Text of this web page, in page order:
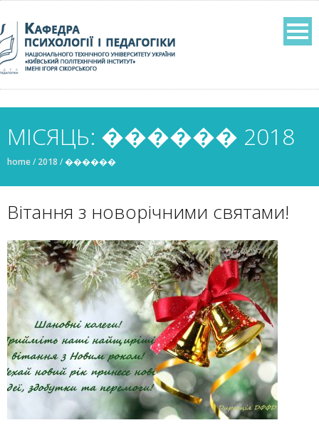
МІСЯЦЬ: ������ 2018
home/ 2018 /������
Вітання з новорічними святами!